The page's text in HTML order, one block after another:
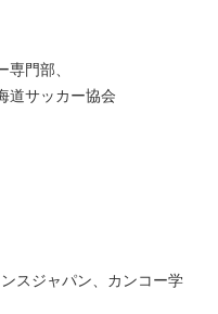
門部、
道サッカー協会
スジャパン、カンコー学